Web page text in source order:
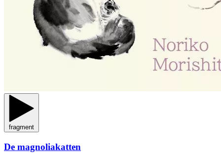
fragment
De magnoliakatten